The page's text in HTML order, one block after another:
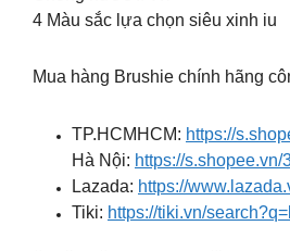
4 Màu sắc lựa chọn siêu xinh iu
Mua hàng Brushie chính hãng
TP.HCMHCM: https://
Hà Nội: https://
Lazada: https://
Tiki: https://tiki.vn/